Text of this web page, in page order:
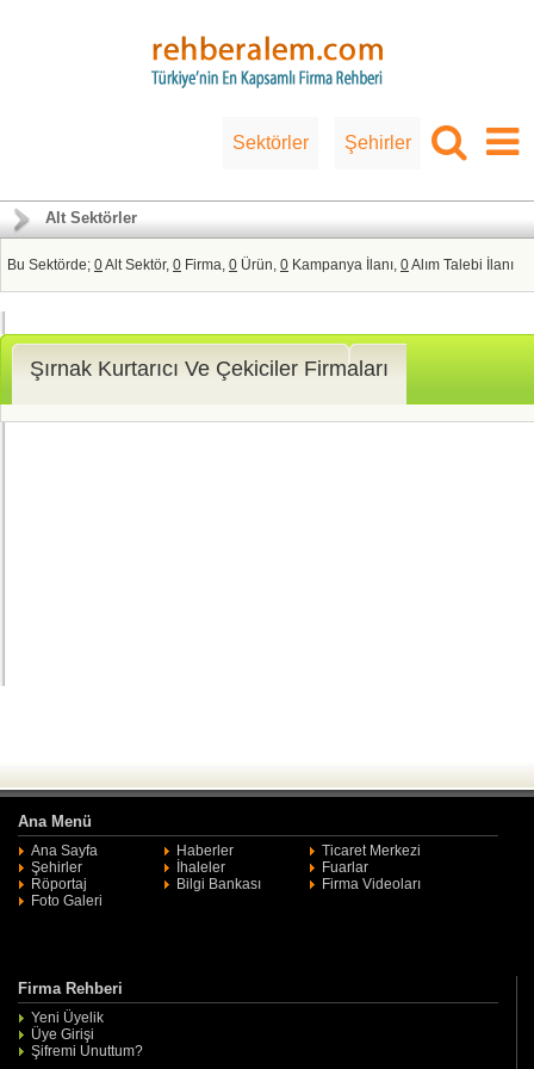
Sektörler Şehirler
Alt Sektörler
Bu Sektörde; 0Alt Sektör, 0 Firma, 0 Ürün, 0 Kampanya İlanı, 0Alım Talebi İlanı
Şırnak Kurtarıcı Ve Çekiciler Firmaları
Ana Menü
Ana Sayfa Haberler
Ticaret Merkezi
Şehirler
İhaleler
Fuarlar
Röportaj
Bilgi Bankası
Firma Videoları
Foto Galeri
Firma Rehberi
Yeni Üyelik
Üye Girişi
Şifremi Unuttum?